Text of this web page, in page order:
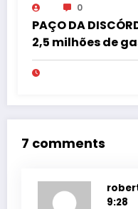
0
PAÇO DA
2,5 milhões de
pede “acordo”
milhões
7 comments
9:28